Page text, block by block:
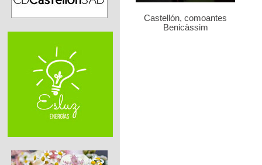
Castellón, comoantes
Benicàssim